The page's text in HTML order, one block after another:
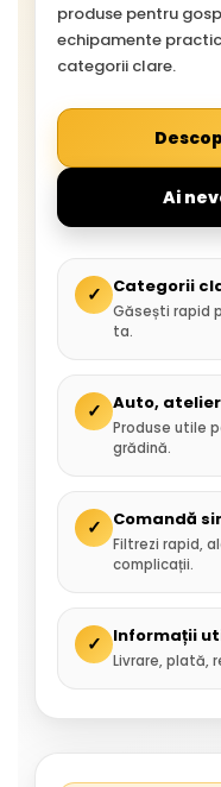
produse pentru
echipamente
categorii clare.
Ai
✓ Categorii
Găsești rapid
ta.
✓ Auto,
Produse utile
grădină.
✓ Comandă
Filtrezi rapid,
complicații.
✓ Informații
Livrare, plată,